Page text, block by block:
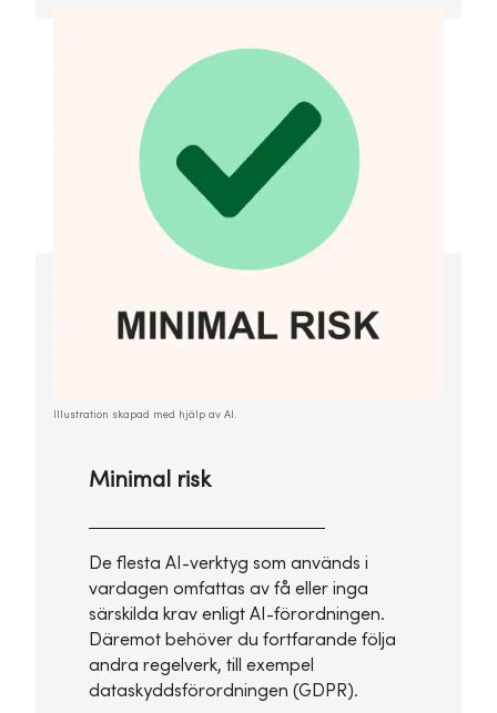
Minimal risk
De flesta AI-verktyg som används i
vardagen omfattas av få eller inga
särskilda krav enligt AI-förordningen.
Däremot behöver du fortfarande följa
andra regelverk, till exempel
dataskyddsförordningen (GDPR).
Illustration skapad med hjälp av AI.